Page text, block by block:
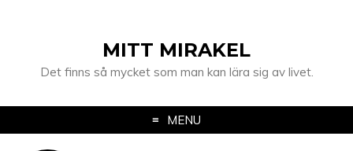
MITT MIRAKEL
Det finns så mycket som man kan lära sig av livet.
MENU